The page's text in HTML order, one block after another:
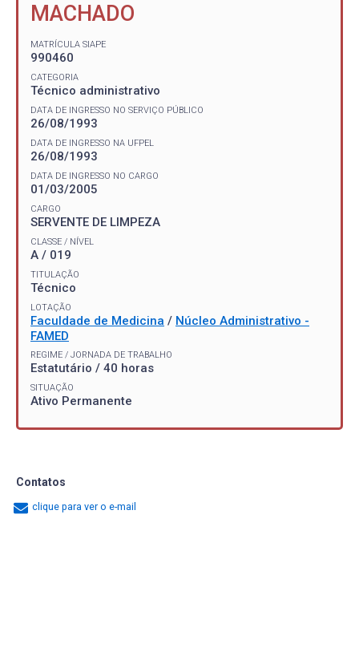
MACHADO
MATRÍCULA SIAPE
990460
CATEGORIA
Técnico administrativo
DATA DE INGRESSO NO SERVIÇO PÚBLICO
26/08/1993
DATA DE INGRESSO NA UFPEL
26/08/1993
DATA DE INGRESSO NO CARGO
01/03/2005
CARGO
SERVENTE DE LIMPEZA
CLASSE / NÍVEL
A / 019
TITULAÇÃO
Técnico
LOTAÇÃO
Faculdade de Medicina / Núcleo Administrativo -
FAMED
REGIME / JORNADA DE TRABALHO
Estatutário / 40 horas
SITUAÇÃO
Ativo Permanente
Contatos
clique para ver o e-mail